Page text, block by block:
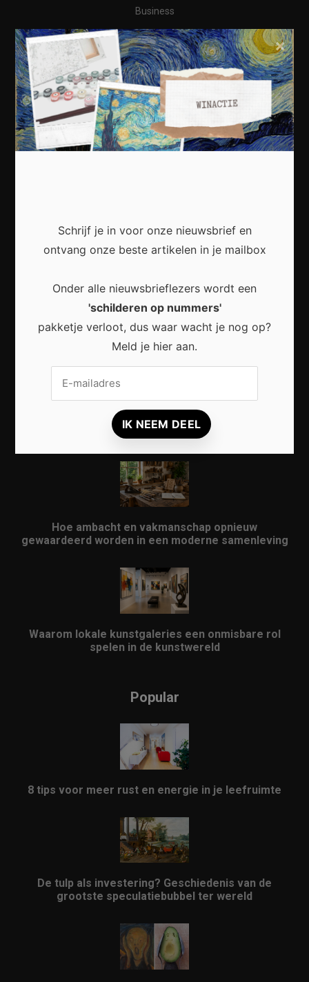
Business
Financieel
Varia
Meest recent
Waarom micro-avonturen de perfecte manier zijn
om Nederland opnieuw te ontdekken
Waarom kunst in openbare ruimtes meer doet dan
alleen een stad verfraaien
Hoe ambacht en vakmanschap opnieuw
gewaardeerd worden in een moderne samenleving
Waarom lokale kunstgaleries een onmisbare rol
spelen in de kunstwereld
Popular
8 tips voor meer rust en energie in je leefruimte
De tulp als investering? Geschiedenis van de
grootste speculatiebubbel ter wereld
Schrijf je in voor onze nieuwsbrief en
ontvang onze beste artikelen in je mailbox
Onder alle nieuwsbrieflezers wordt een
'schilderen op nummers'
pakketje verloot, dus waar wacht je nog op?
Meld je hier aan.
×